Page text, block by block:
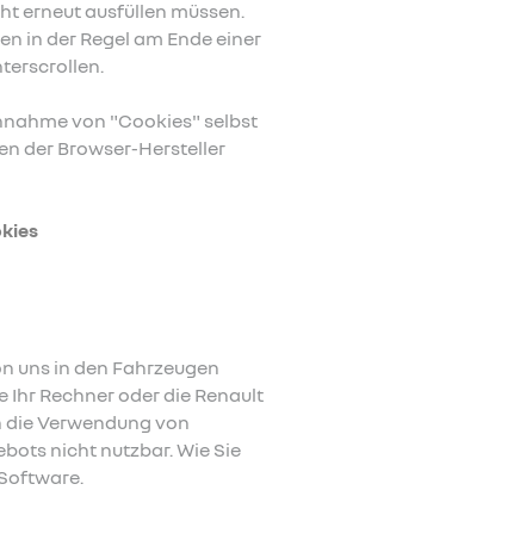
erneut ausfüllen müssen.
in der Regel am Ende einer
von "Cookies" selbst
der Browser-Hersteller
uns in den Fahrzeugen
Rechner oder die Renault
Verwendung von
nicht nutzbar. Wie Sie